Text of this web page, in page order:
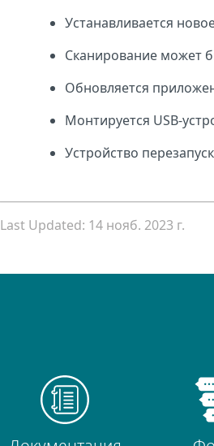
Устанавливается
Сканирование может
Обновляется
Монтируется USB-
Устройство
Last Updated: 14 нояб. 2023 г.